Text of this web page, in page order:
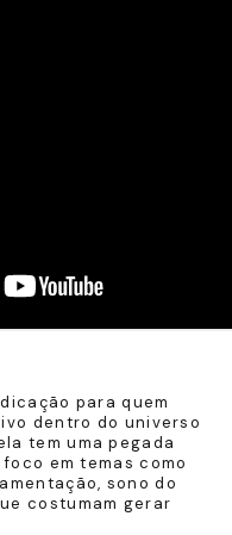
para quem
dentro do universo
tem uma pegada
em temas como
sono do
costumam gerar